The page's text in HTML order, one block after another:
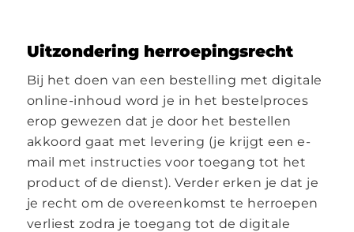
Uitzondering herroepingsrecht
Bij het doen van een bestelling met digitale
online-inhoud word je in het bestelproces
erop gewezen dat je door het bestellen
akkoord gaat met levering (je krijgt een e-
mail met instructies voor toegang tot het
product of de dienst). Verder erken je dat je
je recht om de overeenkomst te herroepen
verliest zodra je toegang tot de digitale